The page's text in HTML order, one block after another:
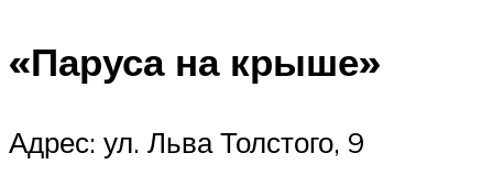
«Паруса на крыше»
Адрес: ул. Льва Толстого, 9